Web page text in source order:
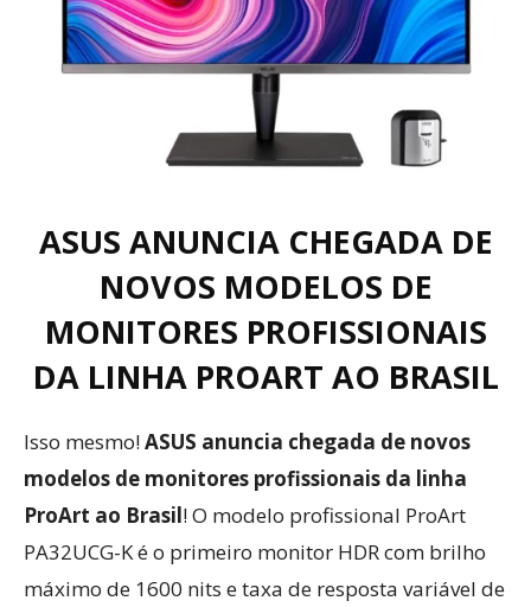
ASUS ANUNCIA CHEGADA DE
NOVOS MODELOS DE
MONITORES PROFISSIONAIS
DA LINHA PROART AO BRASIL
Isso mesmo!ASUS anuncia chegada de novos
modelos de monitores profissionais da linha
ProArt ao Brasil! O modelo profissional ProArt
PA32UCG-K é o primeiro monitor HDR com brilho
máximo de 1600 nits e taxa de resposta variável de